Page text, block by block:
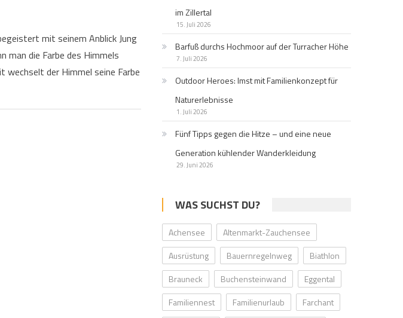
mit seinem Anblick Jung
man die Farbe des Himmels
wechselt der Himmel seine Farbe
im Zillertal
15. Juli 2026
Barfuß durchs Hochmoor auf der Turracher Höhe
7. Juli 2026
Outdoor Heroes: Imst mit Familienkonzept für
Naturerlebnisse
1. Juli 2026
Fünf Tipps gegen die Hitze – und eine neue
Generation kühlender Wanderkleidung
29. Juni 2026
WAS SUCHST DU?
Achensee
Altenmarkt-Zauchensee
Ausrüstung
Bauernregelnweg
Biathlon
Brauneck
Buchensteinwand
Eggental
Familiennest
Familienurlaub
Farchant